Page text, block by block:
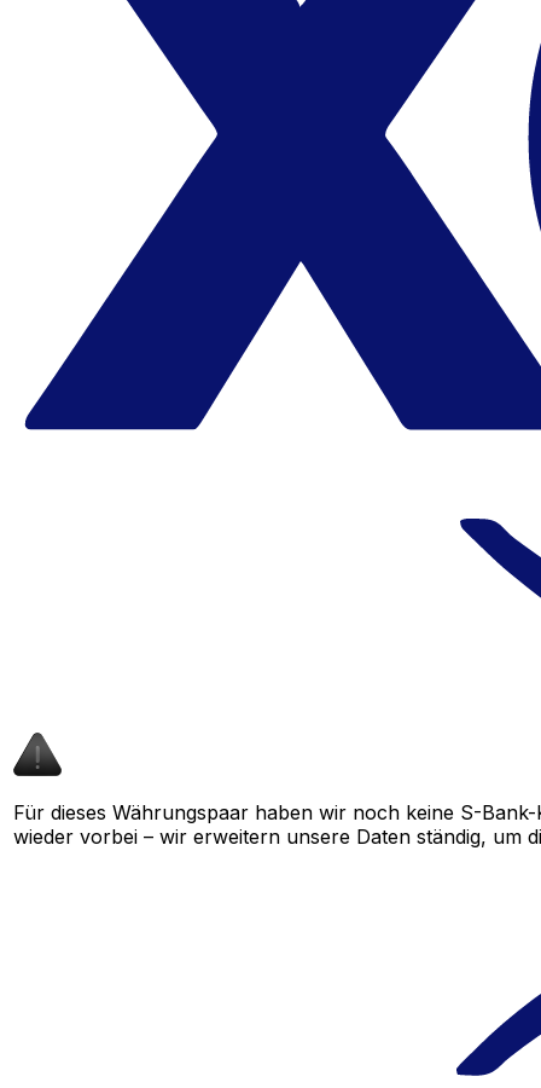
Für dieses Währungspaar haben wir noch keine S-
wieder vorbei – wir erweitern unsere Daten ständig, um